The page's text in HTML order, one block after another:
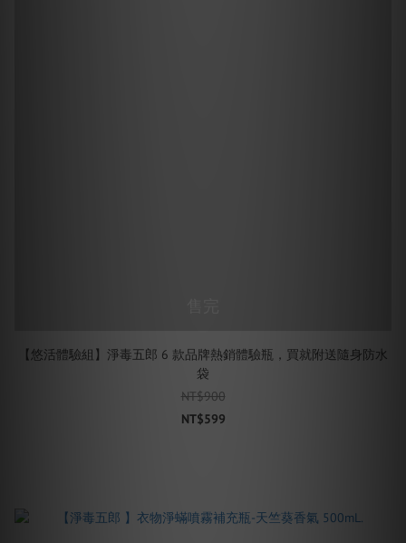
【悠活體驗組】淨毒五郎 6 款品牌熱銷體驗瓶，買就附送隨身防水
袋
NT$900
NT$599